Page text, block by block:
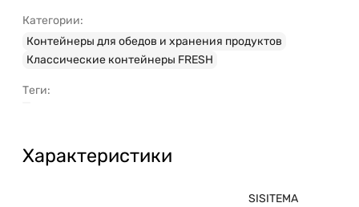
Разработано и произведено в Новой
Зеландии.
Категории:
Контейнеры для обедов и хранения продуктов
Классические контейнеры FRESH
Теги:
Характеристики
SISITEMA